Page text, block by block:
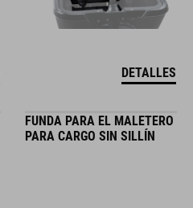
DETALLES
FUNDA PARA EL MALETERO
PARA CARGO SIN SILLÍN